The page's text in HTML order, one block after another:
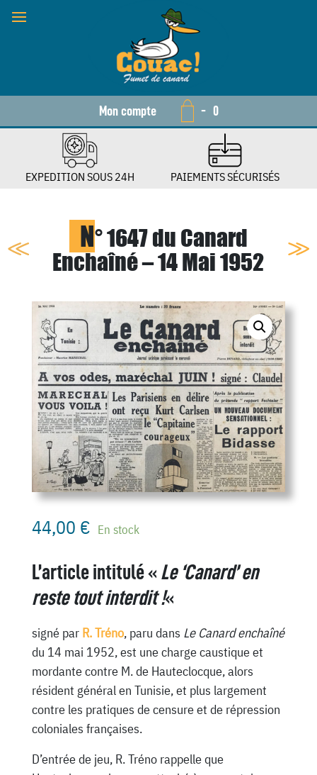
Mon compte - 0
EXPEDITION SOUS 24H PAIEMENTS SÉCURISÉS
N° 1647 du Canard
Enchaîné – 14 Mai 1952
44,00 € En stock
L’article intitulé« Le ‘Canard’ en
reste tout interdit !«
signé par R. Tréno, paru dans Le Canard enchaîné
du 14 mai 1952, est une charge caustique et
mordante contre M. de Hauteclocque, alors
résident général en Tunisie, et plus largement
contre les pratiques de censure et de répression
coloniales françaises.
D’entrée de jeu, R. Tréno rappelle que